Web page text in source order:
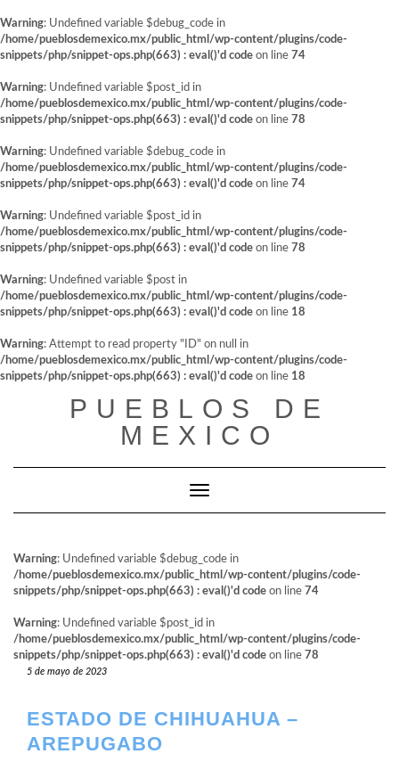
Warning: Undefined variable $debug_code in
/home/pueblosdemexico.mx/public_html/wp-content/plugins/code-
snippets/php/snippet-ops.php(663) : eval()'d code on line 74
Warning: Undefined variable $post_id in
/home/pueblosdemexico.mx/public_html/wp-content/plugins/code-
snippets/php/snippet-ops.php(663) : eval()'d code on line 78
Warning: Undefined variable $debug_code in
/home/pueblosdemexico.mx/public_html/wp-content/plugins/code-
snippets/php/snippet-ops.php(663) : eval()'d code on line 74
Warning: Undefined variable $post_id in
/home/pueblosdemexico.mx/public_html/wp-content/plugins/code-
snippets/php/snippet-ops.php(663) : eval()'d code on line 78
Warning: Undefined variable $post in
/home/pueblosdemexico.mx/public_html/wp-content/plugins/code-
snippets/php/snippet-ops.php(663) : eval()'d code on line 18
Warning: Attempt to read property "ID" on null in
/home/pueblosdemexico.mx/public_html/wp-content/plugins/code-
snippets/php/snippet-ops.php(663) : eval()'d code on line 18
PUEBLOS DE
MEXICO
Cambiar modo de navegación
Warning: Undefined variable $debug_code in
/home/pueblosdemexico.mx/public_html/wp-content/plugins/code-
snippets/php/snippet-ops.php(663) : eval()'d code on line 74
Warning: Undefined variable $post_id in
/home/pueblosdemexico.mx/public_html/wp-content/plugins/code-
snippets/php/snippet-ops.php(663) : eval()'d code on line 78
5 de mayo de 2023
ESTADO DE CHIHUAHUA –
AREPUGABO